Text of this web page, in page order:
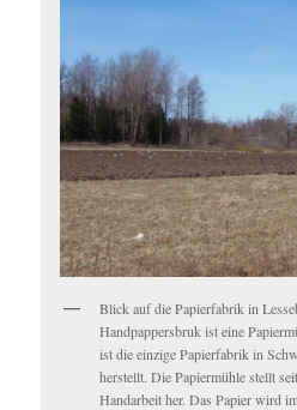
Blick auf die Papierfabrik in
Handpappersbruk ist eine
ist die einzige Papierfabrik in
herstellt. Die Papiermühle stellt
Handarbeit her. Das Papier wird